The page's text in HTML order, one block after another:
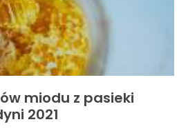
miodu z pasieki
2021